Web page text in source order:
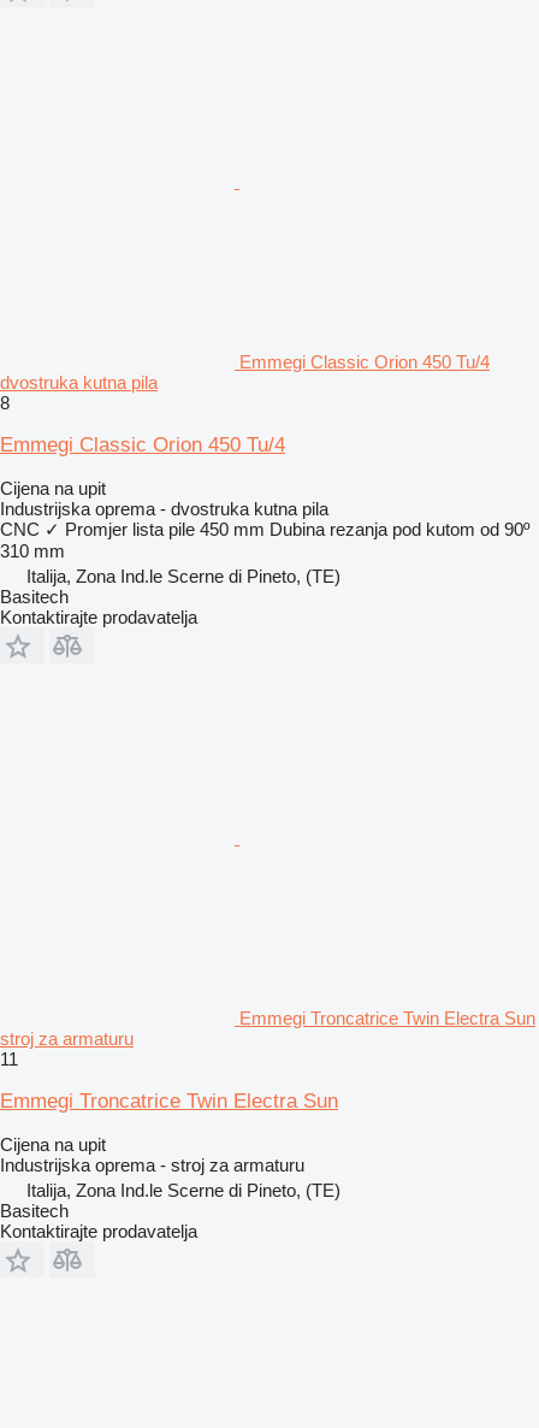
Emmegi Classic Orion 450 Tu/4
dvostruka kutna pila
8
Emmegi Classic Orion 450 Tu/4
Cijena na upit
Industrijska oprema - dvostruka kutna pila
CNC ✓ Promjer lista pile 450 mm Dubina rezanja pod kutom od 90º
310 mm
Italija, Zona Ind.le Scerne di Pineto, (TE)
Basitech
Kontaktirajte prodavatelja
Emmegi Troncatrice Twin Electra Sun
stroj za armaturu
11
Emmegi Troncatrice Twin Electra Sun
Cijena na upit
Industrijska oprema - stroj za armaturu
Italija, Zona Ind.le Scerne di Pineto, (TE)
Basitech
Kontaktirajte prodavatelja